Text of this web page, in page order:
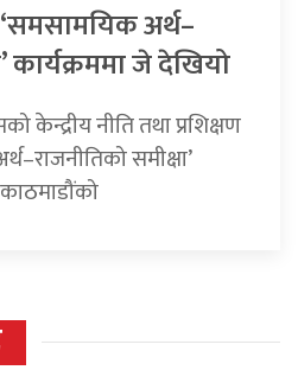
अर्थ–
कार्यक्रममा जे देखियो
केन्द्रीय नीति तथा प्रशिक्षण
समीक्षा’